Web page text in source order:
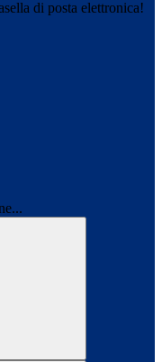
di posta elettronica!